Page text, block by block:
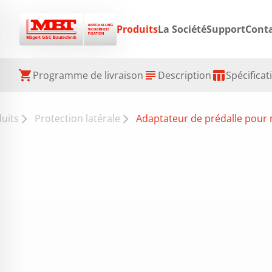
ProduitsLa SociétéSupport
shopping_cartProgramme de livraison subject Descriptiontable_chart
Protection latérale
Adaptateur de prédalle